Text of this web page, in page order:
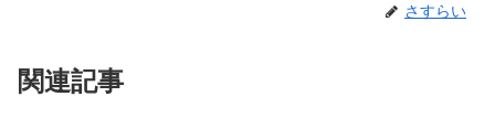
さすらい
関連記事